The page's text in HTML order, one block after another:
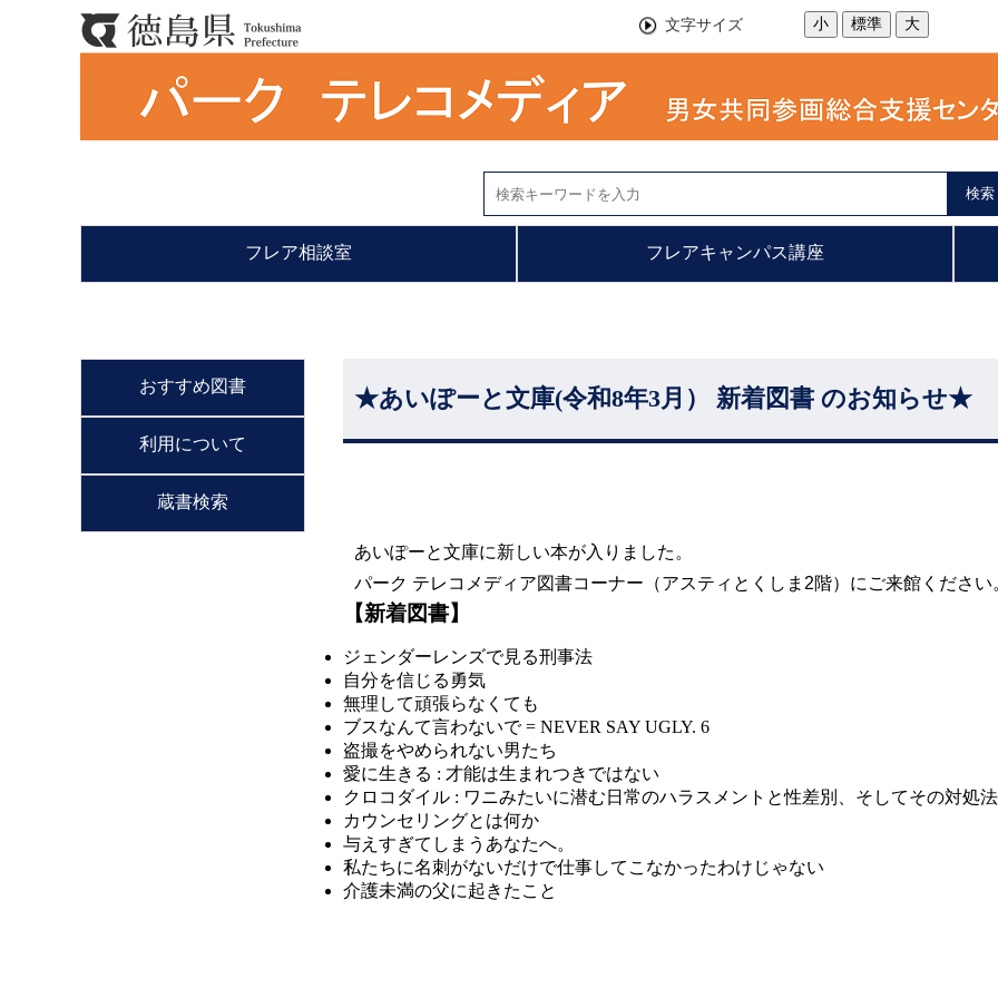
文字サイズ 小 標準 大
検索
フレア相談室 フレアキャンパス講座
おすすめ図書
利用について
蔵書検索
★あいぽーと文庫(令和8年3月） 新着図書 のお知らせ★
あいぽーと文庫に新しい本が入りました。
パーク テレコメディア図書コーナー（アスティとくしま2階）にご来館ください
【新着図書】
ジェンダーレンズで見る刑事法
自分を信じる勇気
無理して頑張らなくても
ブスなんて言わないで = NEVER SAY UGLY. 6
盗撮をやめられない男たち
愛に生きる : 才能は生まれつきではない
クロコダイル : ワニみたいに潜む日常のハラスメントと性差別、そしてその対処法
カウンセリングとは何か
与えすぎてしまうあなたへ。
私たちに名刺がないだけで仕事してこなかったわけじゃない
介護未満の父に起きたこと